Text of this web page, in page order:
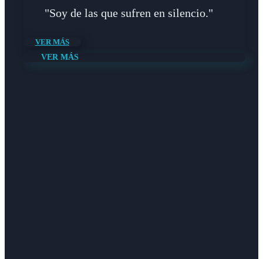
"Soy de las que sufren en silencio."
VER MÁS
VER MÁS